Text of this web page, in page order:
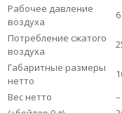
Рабочее давление
воздуха
Потребление сжатого
воздуха
Габаритные размеры
нетто
Вес нетто
–